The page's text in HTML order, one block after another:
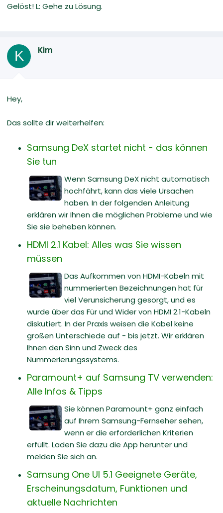
Gelöst! L: Gehe zu Lösung.
K Kim
Hey,
Das sollte dir weiterhelfen:
Samsung DeX startet nicht - das können
Sie tun
Wenn Samsung DeX nicht automatisch
hochfährt, kann das viele Ursachen
haben. In der folgenden Anleitung
erklären wir Ihnen die möglichen Probleme und wie
Sie sie beheben können.
HDMI 2.1 Kabel: Alles was Sie wissen
müssen
Das Aufkommen von HDMI-Kabeln mit
nummerierten Bezeichnungen hat für
viel Verunsicherung gesorgt, und es
wurde über das Für und Wider von HDMI 2.1-Kabeln
diskutiert. In der Praxis weisen die Kabel keine
großen Unterschiede auf - bis jetzt. Wir erklären
Ihnen den Sinn und Zweck des
Nummerierungssystems.
Paramount+ auf Samsung TV verwenden:
Alle Infos & Tipps
Sie können Paramount+ ganz einfach
auf Ihrem Samsung-Fernseher sehen,
wenn er die erforderlichen Kriterien
erfüllt. Laden Sie dazu die App herunter und
melden Sie sich an.
Samsung One UI 5.1 Geeignete Geräte,
Erscheinungsdatum, Funktionen und
aktuelle Nachrichten